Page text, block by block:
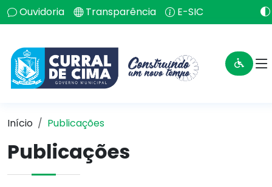
Ouvidoria Transparência E-SIC
Início Publicações
Publicações